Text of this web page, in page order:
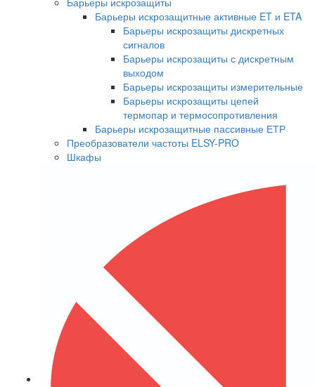
Барьеры искрозащитные активные ET и ETA
Барьеры искрозащиты дискретных
сигналов
Барьеры искрозащиты с дискретным
выходом
Барьеры искрозащиты измерительные
Барьеры искрозащиты цепей
термопар и термосопротивления
Барьеры искрозащитные пассивные ЕТР
Преобразователи частоты ELSY-PRO
Шкафы